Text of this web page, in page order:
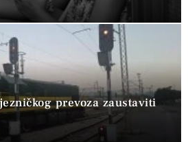
prevoza zaustaviti